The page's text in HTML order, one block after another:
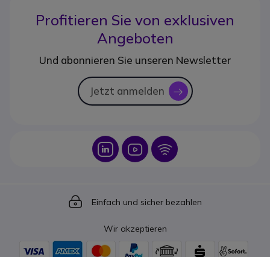
Profitieren Sie von exklusiven
Angeboten
Und abonnieren Sie unseren Newsletter
Jetzt anmelden icon
Icon Icon Icon
Icon
Einfach und sicher bezahlen
Wir akzeptieren